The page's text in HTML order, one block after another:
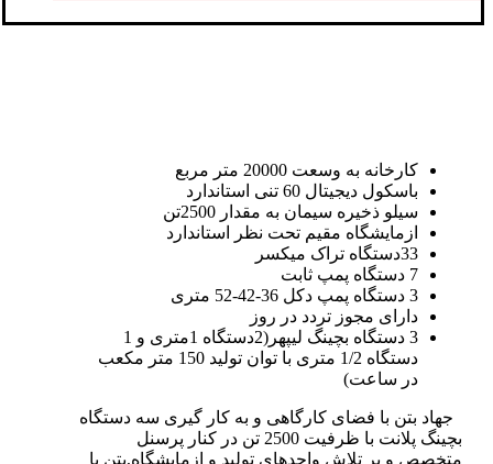
کارخانه به وسعت 20000 متر مربع
باسکول دیجیتال 60 تنی استاندارد
سیلو ذخیره سیمان به مقدار 2500تن
ازمایشگاه مقیم تحت نظر استاندارد
33دستگاه تراک میکسر
7 دستگاه پمپ ثابت
3 دستگاه پمپ دکل 36-42-52 متری
دارای مجوز تردد در روز
3 دستگاه بچینگ لیپهر(2دستگاه 1متری و 1
دستگاه 1/2 متری با توان تولید 150 متر مکعب
در ساعت)
جهاد بتن با فضای کارگاهی و به کار گیری سه دستگاه
بچینگ پلانت با ظرفیت 2500 تن در کنار پرسنل
متخصص و پر تلاش واحدهای تولید و ازمایشگاه,بتن با